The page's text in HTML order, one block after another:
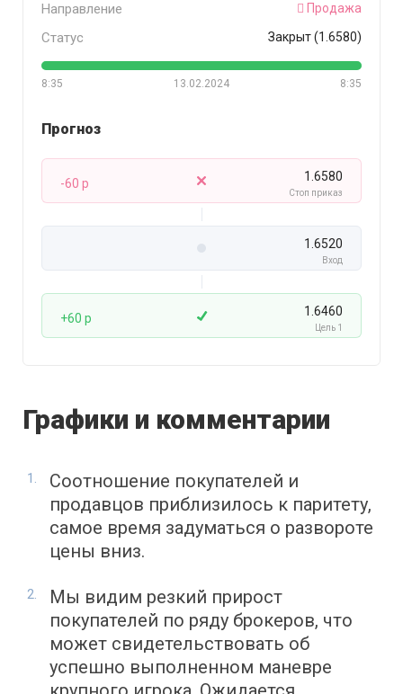
Направление Продажа
Статус Закрыт (1.6580)
8:35 8:35
13.02.2024
Прогноз
-60 p 1.6580
Стоп приказ
1.6520
Вход
+60 p 1.6460
Цель 1
Графики и комментарии
Соотношение покупателей и
продавцов приблизилось к паритету,
самое время задуматься о развороте
цены вниз.
Мы видим резкий прирост
покупателей по ряду брокеров, что
может свидетельствовать об
успешно выполненном маневре